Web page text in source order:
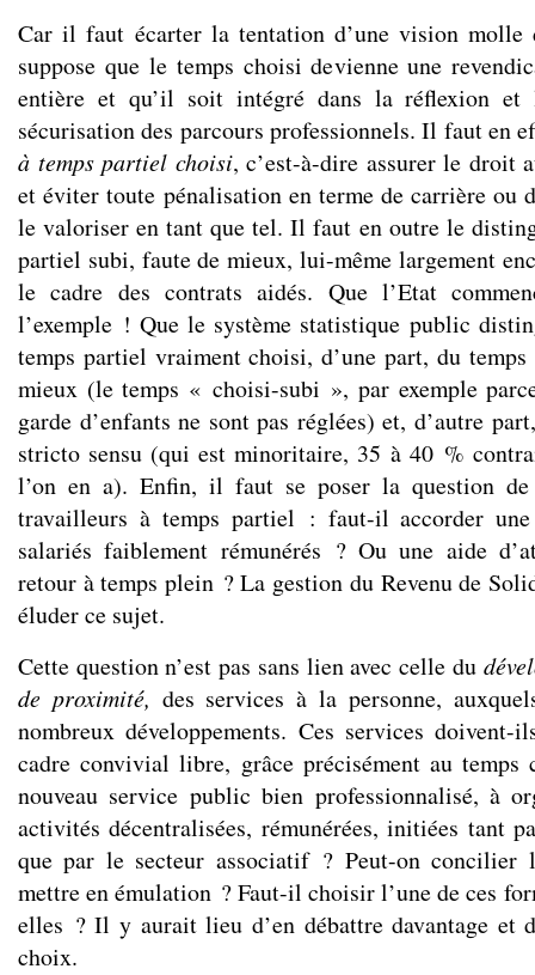
Car il faut écarter la tentation d’une vision molle
suppose que le temps choisi devienne une
entière et qu’il soit intégré dans la réflexion
sécurisation des parcours professionnels. Il faut en
à temps partiel choisi, c’est-à-dire assurer le droit
et éviter toute pénalisation en terme de carrière ou
le valoriser en tant que tel. Il faut en outre le
partiel subi, faute de mieux, lui-même largement
le cadre des contrats aidés. Que l’Etat
l’exemple ! Que le système statistique public
temps partiel vraiment choisi, d’une part, du
mieux (le temps « choisi-subi », par exemple
garde d’enfants ne sont pas réglées) et, d’autre
stricto sensu (qui est minoritaire, 35 à 40 %
l’on en a). Enfin, il faut se poser la question de
travailleurs à temps partiel : faut-il accorder
salariés faiblement rémunérés ? Ou une aide
retour à temps plein ? La gestion du Revenu de
éluder ce sujet.
Cette question n’est pas sans lien avec celle du
de proximité, des services à la personne,
nombreux développements. Ces services doivent-
cadre convivial libre, grâce précisément au
nouveau service public bien professionnalisé, à
activités décentralisées, rémunérées, initiées tant
que par le secteur associatif ? Peut-on concilier
mettre en émulation ? Faut-il choisir l’une de ces
elles ? Il y aurait lieu d’en débattre davantage et
choix.